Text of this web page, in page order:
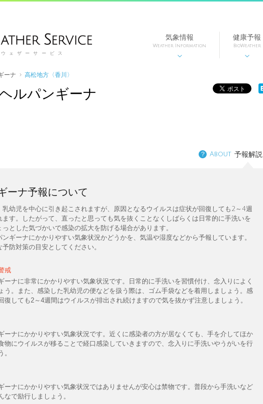
ェザーサービス
気象情報
Weather Information

健康予報
BioWeather

ーナ 高松地方〈香川〉
ルパンギーナ
？ About 予報解説
ーナ予報について
乳幼児を中心に引き起こされますが、原因となるウイルスは症状が回復しても2～4週
ます。したがって、直ったと思っても気を抜くことなくしばらくは日常的に手洗いを
とした気づかいで感染の拡大を防げる場合があります。
ギーナにかかりやすい気象状況かどうかを、気温や湿度などから予報しています。
防対策の目安としてください。
戒
ーナに非常にかかりやすい気象状況です。日常的に手洗いを習慣付け、念入りによく
う。また、感染した乳幼児の便などを扱う際は、ゴム手袋などを着用しましょう。感
復しても2～4週間はウイルスが排出され続けますので気を抜かず注意しましょう。
ーナにかかりやすい気象状況です。近くに感染者の方が居なくても、手を介してほか
物にウイルスが移ることで経口感染していきますので、念入りに手洗いやうがいを行
。
ーナにかかりやすい気象状況ではありませんが安心は禁物です。普段から手洗いなど
なで励行しましょう。